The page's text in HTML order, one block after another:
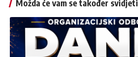
Možda će vam se također svidjeti